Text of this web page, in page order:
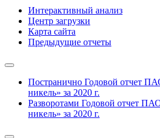
Интерактивный анализ
Центр загрузки
Карта сайта
Предыдущие отчеты
Постранично Годовой отчет
никель» за 2020 г.
Разворотами Годовой отчет
никель» за 2020 г.